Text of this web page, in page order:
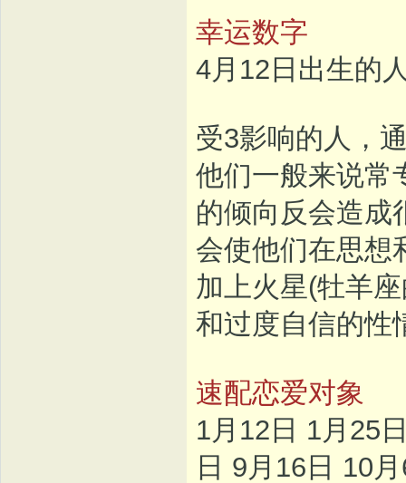
幸运数字
4月12日出生的
受3影响的人，
他们一般来说常
的倾向反会造成
会使他们在思想
加上火星(牡羊
和过度自信的性
速配恋爱对象
1月12日 1月25
日 9月16日 10